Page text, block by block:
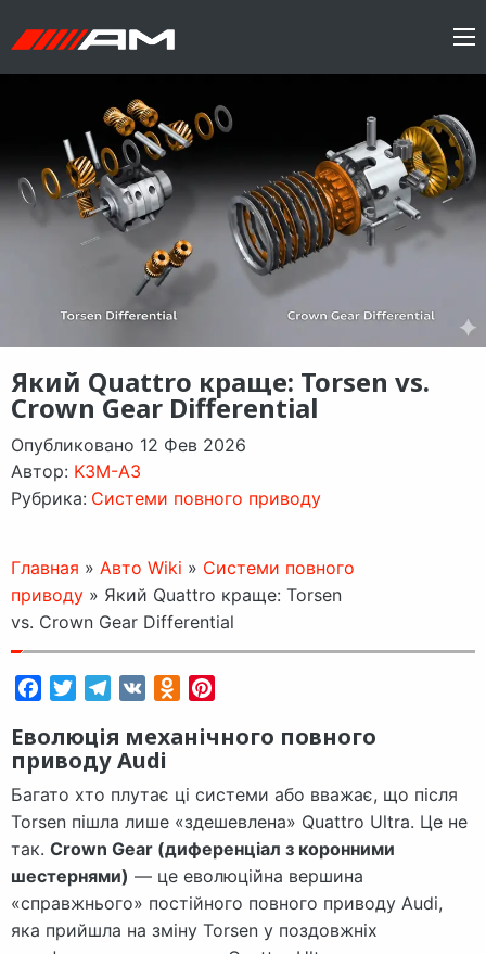
Який Quattro краще: Torsen vs.
Crown Gear Differential
Опубликовано 12 Фев 2026
Автор: K3M-A3
Рубрика: Системи повного приводу
Главная » Авто Wiki » Системи повного
приводу » Який Quattro краще: Torsen
vs. Crown Gear Differential
FacebookTwitterTelegram
VK Odnoklassniki
Еволюція механічного повного
приводу Audi
Багато хто плутає ці системи або вважає, що після
Torsen пішла лише «здешевлена» Quattro Ultra. Це не
так. Crown Gear (диференціал з коронними
шестернями) — це еволюційна вершина
«справжнього» постійного повного приводу Audi,
яка прийшла на зміну Torsen у поздовжніх